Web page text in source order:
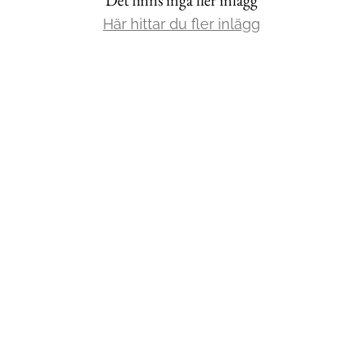
Här hittar du fler inlägg